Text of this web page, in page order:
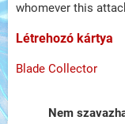
whomever this
Létrehozó kártya
Blade Collector
Nem